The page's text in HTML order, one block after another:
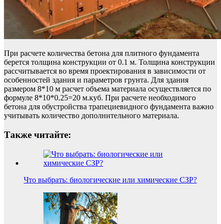
При расчете количества бетона для плитного фундамента
берется толщина конструкции от 0.1 м. Толщина конструкции
рассчитывается во время проектирования в зависимости от
особенностей здания и параметров грунта. Для здания
размером 8*10 м расчет объема материала осуществляется по
формуле 8*10*0.25=20 м.куб. При расчете необходимого
бетона для обустройства трапециевидного фундамента важно
учитывать количество дополнительного материала.
Также читайте:
Что выбрать: биологические или химические СЗР?